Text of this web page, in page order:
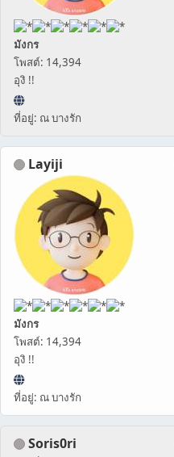
มังกร
โพสต์: 14,394
อุงิ !!
ที่อยู่: ณ บางรัก
Layiji
มังกร
โพสต์: 14,394
อุงิ !!
ที่อยู่: ณ บางรัก
Soris0ri